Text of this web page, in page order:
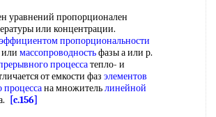
пропорционален
или концентрации.
пропорциональности
или массопроводностьфазы а или р.
процессатепло- и
от емкости фаз элементов
процессана множительлинейной
[c.156]